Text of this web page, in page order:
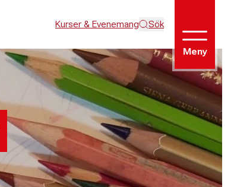
Kurser & Evenemang Sök
Meny